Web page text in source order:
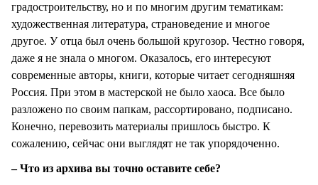
градостроительству, но и по многим другим тематикам:
художественная литература, страноведение и многое
другое. У отца был очень большой кругозор. Честно говоря,
даже я не знала о многом. Оказалось, его интересуют
современные авторы, книги, которые читает сегодняшняя
Россия. При этом в мастерской не было хаоса. Все было
разложено по своим папкам, рассортировано, подписано.
Конечно, перевозить материалы пришлось быстро. К
сожалению, сейчас они выглядят не так упорядоченно.
– Что из архива вы точно оставите себе?